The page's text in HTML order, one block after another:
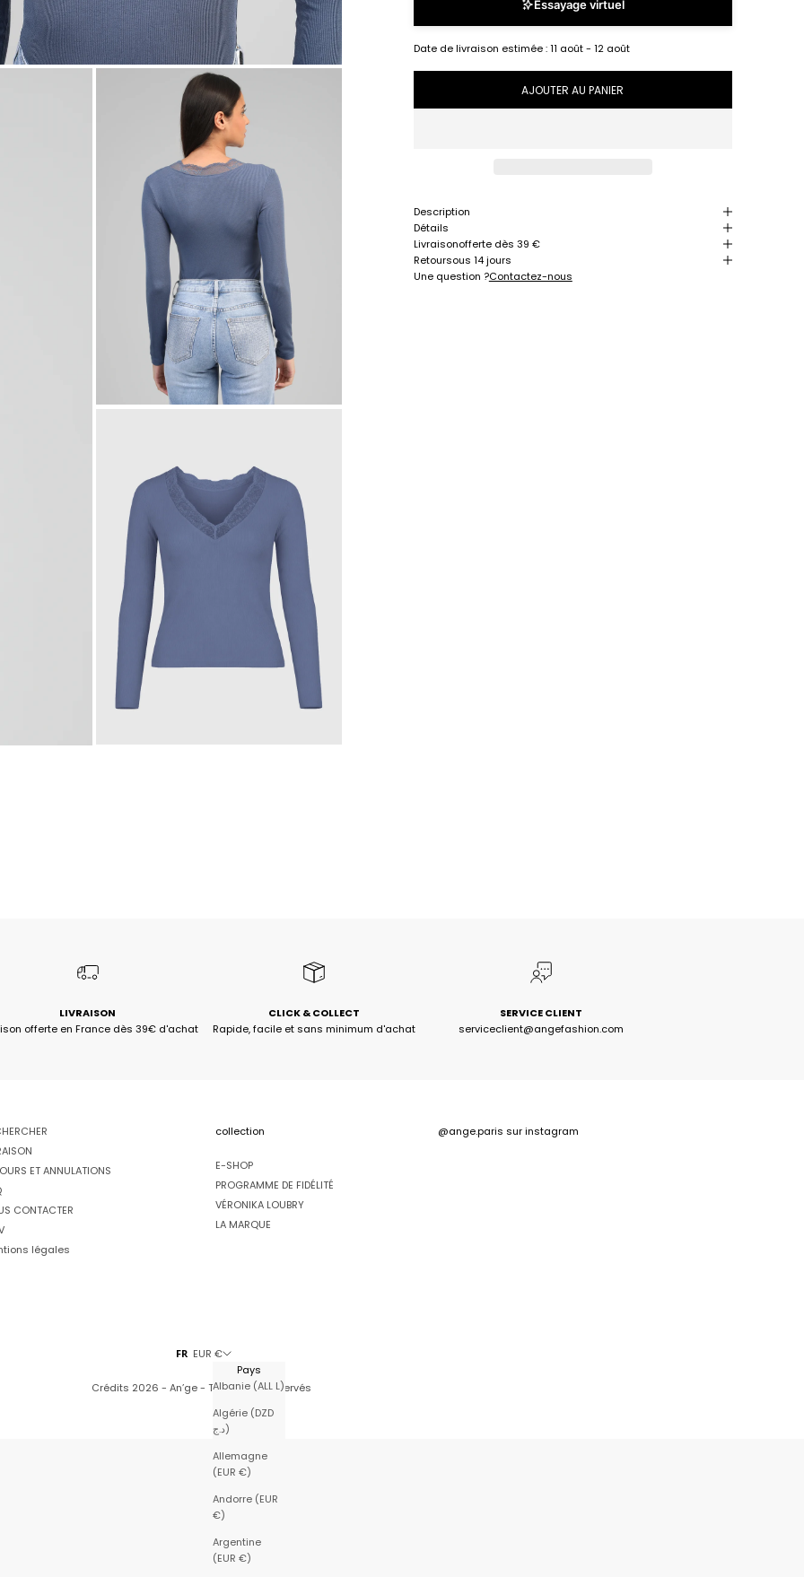
Essayage virtuel
Date de livraison estimée :11 août - 12 août
AJOUTER AU PANIER
Description
Détails
Livraisonofferte dès 39 €
Retoursous 14 jours
Une question ?Contactez-nous
LIVRAISON
offerte en France dès 39€ d'achat
CLICK & COLLECT
Rapide, facile et sans minimum d'achat
SERVICE CLIENT
serviceclient@angefashion.com
ET ANNULATIONS
CONTACTER
légales
collection
E-SHOP
PROGRAMME DE FIDÉLITÉ
VÉRONIKA LOUBRY
LA MARQUE
@ange.paris sur instagram
FR EUR €
Pays
Albanie (ALL L)
Algérie (DZD
د.ج)
Allemagne
(EUR €)
Andorre (EUR
€)
Argentine
(EUR €)
Crédits 2026 - An’ge - Tous droits réservés